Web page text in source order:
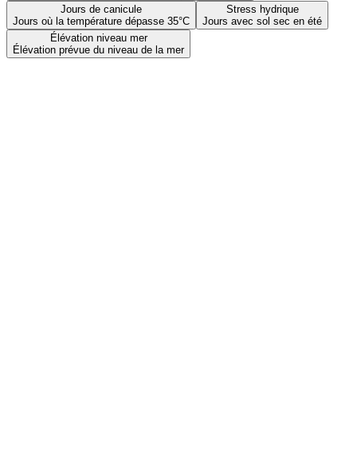
Jours de canicule
Jours où la température dépasse 35°C
Stress hydrique
Jours avec sol sec en été
Élévation niveau mer
Élévation prévue du niveau de la mer